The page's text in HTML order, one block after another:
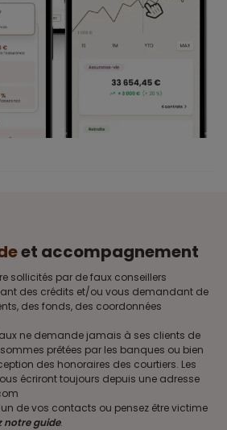
et accompagnement
sollicités par de faux conseillers
des crédits et/ou vous demandant de
des fonds, des coordonnées
ne demande jamais à ses clients de
prêtées par les banques ou bien
des honoraires des courtiers. Les
écriront toujours depuis une adresse
de vos contacts ou pensez être victime
notre guide.